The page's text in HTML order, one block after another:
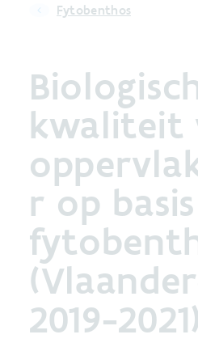
Fytobenthos
kwaliteit
r op
2019-2021)